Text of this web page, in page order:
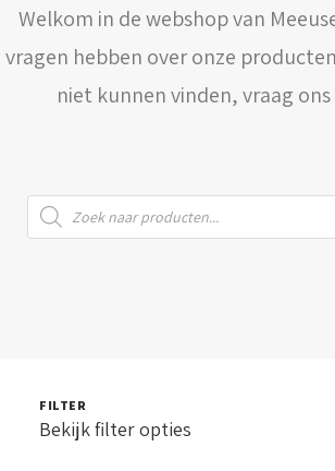
LOGIN / REGISTER
WINKELWAGEN
Welkom in de webshop van
vragen hebben over onze
niet kunnen vinden, vraag ons
Producten
zoeken
FILTER
Bekijk filter opties